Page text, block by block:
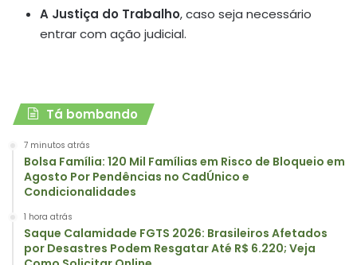
A Justiça do Trabalho, caso seja necessário
entrar com ação judicial.
Tá bombando
7 minutos atrás
Bolsa Família: 120 Mil Famílias em Risco de Bloqueio em
Agosto Por Pendências no CadÚnico e
Condicionalidades
1 hora atrás
Saque Calamidade FGTS 2026: Brasileiros Afetados
por Desastres Podem Resgatar Até R$ 6.220; Veja